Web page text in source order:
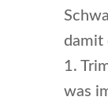
damit
1.
was